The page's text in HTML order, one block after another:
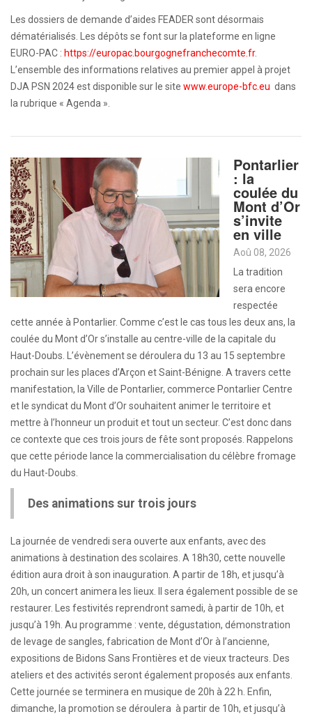
Les dossiers de demande d’aides FEADER sont désormais
dématérialisés. Les dépôts se font sur la plateforme en ligne
EURO-PAC : https://europac.bourgognefranchecomte.fr.
L’ensemble des informations relatives au premier appel à projet
DJA PSN 2024 est disponible sur le site www.europe-bfc.eu dans
la rubrique « Agenda ».
Pontarlier
: la
coulée du
Mont d’Or
s’invite
en ville
Aoû 08, 2026
La tradition
sera encore
respectée
cette année à Pontarlier. Comme c’est le cas tous les deux ans, la
coulée du Mont d’Or s’installe au centre-ville de la capitale du
Haut-Doubs. L’évènement se déroulera du 13 au 15 septembre
prochain sur les places d’Arçon et Saint-Bénigne. A travers cette
manifestation, la Ville de Pontarlier, commerce Pontarlier Centre
et le syndicat du Mont d’Or souhaitent animer le territoire et
mettre à l’honneur un produit et tout un secteur. C’est donc dans
ce contexte que ces trois jours de fête sont proposés. Rappelons
que cette période lance la commercialisation du célèbre fromage
du Haut-Doubs.
Des animations sur trois jours
La journée de vendredi sera ouverte aux enfants, avec des
animations à destination des scolaires. A 18h30, cette nouvelle
édition aura droit à son inauguration. A partir de 18h, et jusqu’à
20h, un concert animera les lieux. Il sera également possible de se
restaurer. Les festivités reprendront samedi, à partir de 10h, et
jusqu’à 19h. Au programme : vente, dégustation, démonstration
de levage de sangles, fabrication de Mont d’Or à l’ancienne,
expositions de Bidons Sans Frontières et de vieux tracteurs. Des
ateliers et des activités seront également proposés aux enfants.
Cette journée se terminera en musique de 20h à 22 h. Enfin,
dimanche, la promotion se déroulera à partir de 10h, et jusqu’à